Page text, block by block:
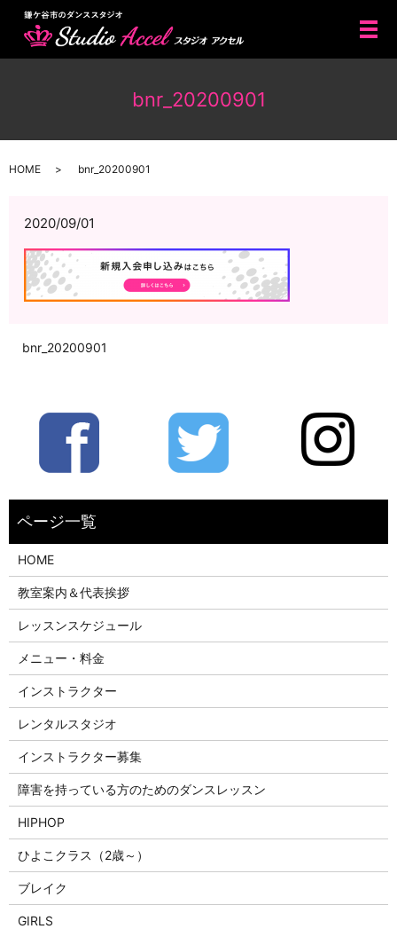
メ
bnr_20200901
HOME bnr_20200901
2020/09/01
bnr_20200901
HOME
教室案内＆代表挨拶
レッスンスケジュール
メニュー・料金
インストラクター
レンタルスタジオ
インストラクター募集
障害を持っている方のためのダンスレッスン
HIPHOP
ひよこクラス（2歳～）
ブレイク
GIRLS